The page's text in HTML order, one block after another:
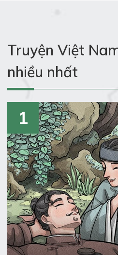
Truyện Việt
nhiều nhất
1